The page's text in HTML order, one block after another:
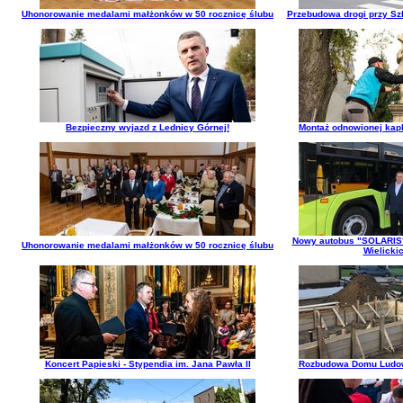
Uhonorowanie medalami małżonków w 50 rocznicę ślubu Przebudowa drogi przy
Bezpieczny wyjazd z Lednicy Górnej! Montaż odnowionej
Uhonorowanie medalami małżonków w 50 rocznicę ślubu
Nowy autobus
Koncert Papieski - Stypendia im. Jana Pawła II Rozbudowa Domu